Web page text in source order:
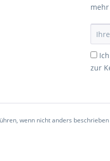
zur
wenn nicht anders beschrieben